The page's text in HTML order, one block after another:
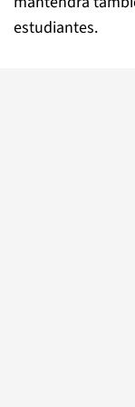
estudiantes.